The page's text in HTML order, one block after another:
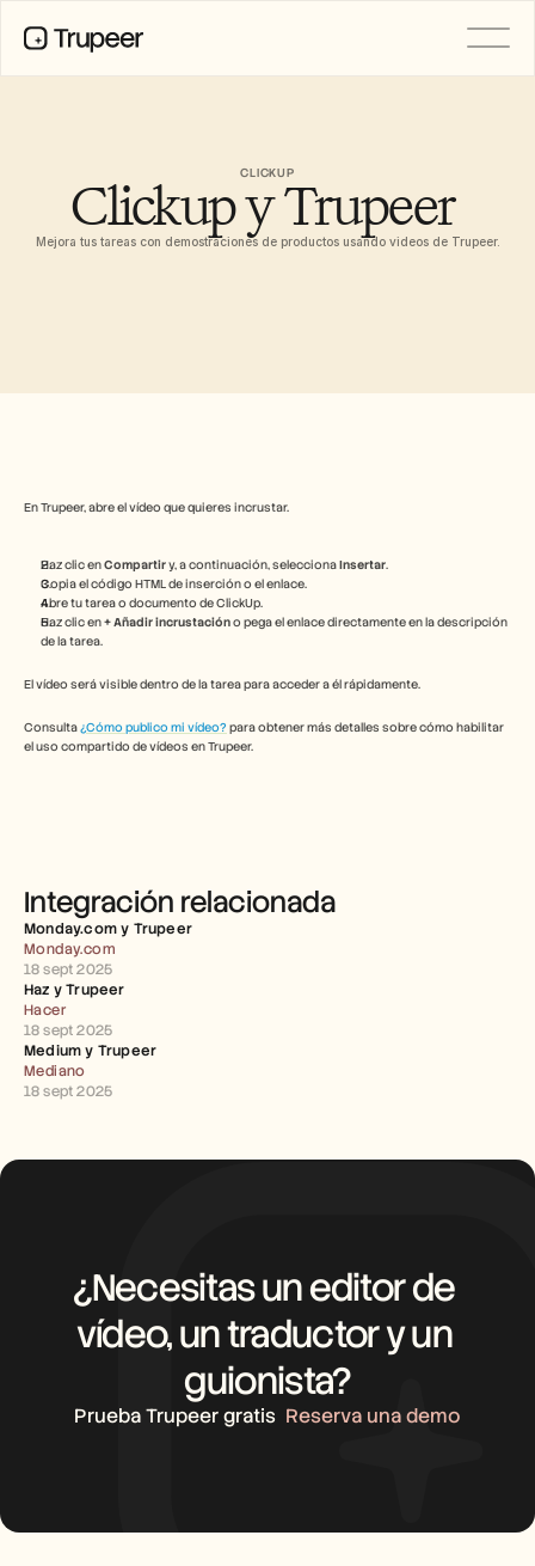
CLICKUP
Clickup y Trupeer
Mejora tus tareas con demostraciones de productos usando videos de Trupeer.
En Trupeer, abre el vídeo que quieres incrustar.
Haz clic en Compartir y, a continuación, selecciona Insertar.
Copia el código HTML de inserción o el enlace.
Abre tu tarea o documento de ClickUp.
Haz clic en + Añadir incrustación o pega el enlace directamente en la descripción
de la tarea.
El vídeo será visible dentro de la tarea para acceder a él rápidamente.
Consulta ¿Cómo publico mi vídeo? para obtener más detalles sobre cómo habilitar
el uso compartido de vídeos en Trupeer.
Integración relacionada
Monday.com y Trupeer
Monday.com
18 sept 2025
Haz y Trupeer
Hacer
18 sept 2025
Medium y Trupeer
Mediano
18 sept 2025
¿Necesitas un editor de
vídeo, un traductor y un
guionista?
Prueba Trupeer gratis Reserva una demo
Centro de ayuda
Precios
Empleo
Traducción
Base de conocimientos
Avatares de IA
Industria
Preguntas frecuentes
Anuncio
Programa de partners
CASOS DE USO
Habilitación de ventas
Marketing de producto
Éxito del cliente